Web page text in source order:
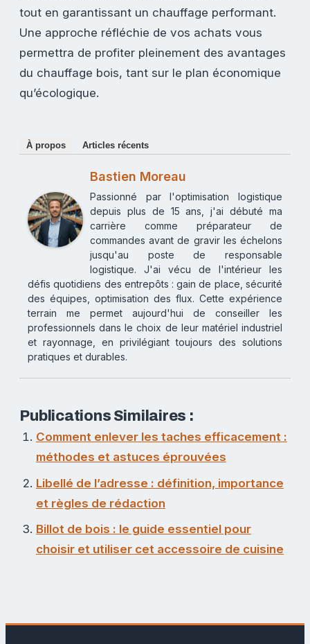
tout en garantissant un chauffage performant.
Une approche réfléchie de vos achats vous
permettra de profiter pleinement des avantages
du chauffage bois, tant sur le plan économique
qu’écologique.
À propos Articles récents
Bastien Moreau
Passionné par l'optimisation logistique
depuis plus de 15 ans, j'ai débuté ma
carrière comme préparateur de
commandes avant de gravir les échelons
jusqu'au poste de responsable
logistique. J'ai vécu de l'intérieur les
défis quotidiens des entrepôts : gain de place, sécurité
des équipes, optimisation des flux. Cette expérience
terrain me permet aujourd'hui de conseiller les
professionnels dans le choix de leur matériel industriel
et rayonnage, en privilégiant toujours des solutions
pratiques et durables.
Publications Similaires :
Comment enlever les taches efficacement :
méthodes et astuces éprouvées
Libellé de l’adresse : définition, importance
et règles de rédaction
Billot de bois : le guide essentiel pour
choisir et utiliser cet accessoire de cuisine